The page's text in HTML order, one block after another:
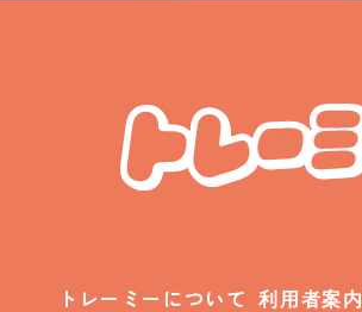
トレーミーについて 利用者案内